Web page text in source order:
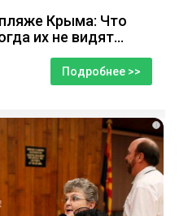
Крыма: Что
их не видят...
Подробнее >>
i